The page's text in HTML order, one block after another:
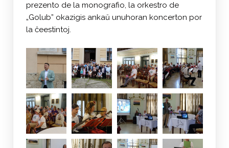
prezento de la monografio, la orkestro de
„Golub” okazigis ankaŭ unuhoran koncerton por
la ĉeestintoj.